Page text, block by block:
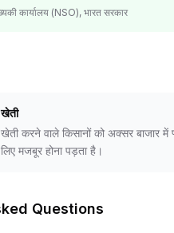
कार्यालय (NSO), भारत सरकार
खेती
खेती करने वाले किसानों को अक्सर बाजार
मजबूर होना पड़ता है।
Questions